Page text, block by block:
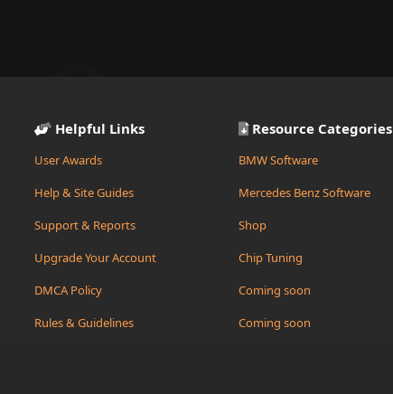
Helpful Links
User Awards
Help & Site Guides
Support & Reports
Upgrade Your Account
DMCA Policy
Rules & Guidelines
Resource Categories
BMW Software
Mercedes Benz Software
Shop
Chip Tuning
Coming soon
Coming soon